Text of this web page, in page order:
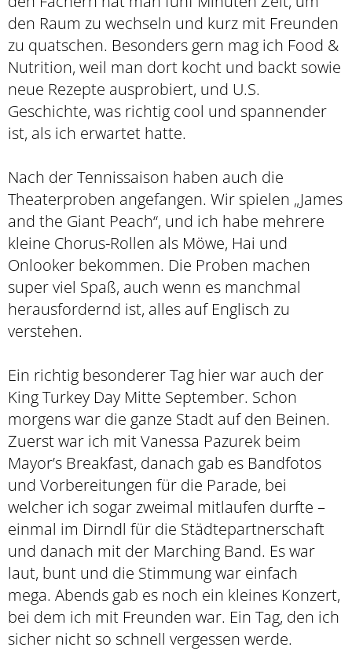
den Raum zu wechseln und kurz mit Freunden
zu quatschen. Besonders gern mag ich Food &
Nutrition, weil man dort kocht und backt sowie
neue Rezepte ausprobiert, und U.S.
Geschichte, was richtig cool und spannender
ist, als ich erwartet hatte.
Nach der Tennissaison haben auch die
Theaterproben angefangen. Wir spielen „James
and the Giant Peach“, und ich habe mehrere
kleine Chorus-Rollen als Möwe, Hai und
Onlooker bekommen. Die Proben machen
super viel Spaß, auch wenn es manchmal
herausfordernd ist, alles auf Englisch zu
verstehen.
Ein richtig besonderer Tag hier war auch der
King Turkey Day Mitte September. Schon
morgens war die ganze Stadt auf den Beinen.
Zuerst war ich mit Vanessa Pazurek beim
Mayor’s Breakfast, danach gab es Bandfotos
und Vorbereitungen für die Parade, bei
welcher ich sogar zweimal mitlaufen durfte –
einmal im Dirndl für die Städtepartnerschaft
und danach mit der Marching Band. Es war
laut, bunt und die Stimmung war einfach
mega. Abends gab es noch ein kleines Konzert,
bei dem ich mit Freunden war. Ein Tag, den ich
sicher nicht so schnell vergessen werde.